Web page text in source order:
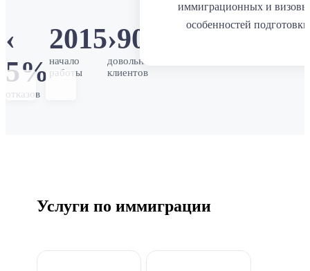
‹
5%
отказов
2015
начало
работы
›900
довольных
клиентов
иммиграционных и
особенностей
Услуги по иммиграции